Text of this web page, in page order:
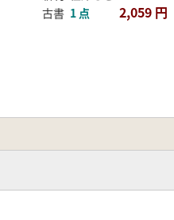
古書 1 点 2,059 円